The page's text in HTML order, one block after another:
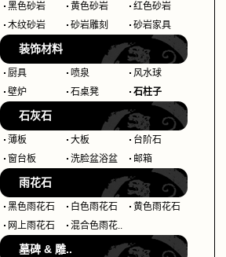
黑色砂岩 黄色砂岩
红色砂岩
木纹砂岩
砂岩雕刻 砂岩家具
装饰材料
厨具 喷泉
风水球
壁炉
石桌凳 石柱子
石灰石
薄板 大板
台阶石
窗台板
洗脸盆浴盆 邮箱
雨花石
黑色雨花石 白色雨花石
黄色雨花石
网上雨花石
混合色雨花..
墓碑 & 雕..